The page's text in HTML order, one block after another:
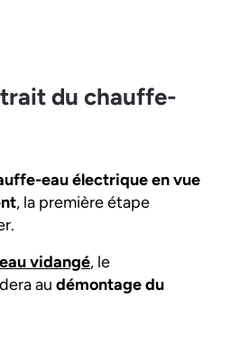
du chauffe-
eau électrique en vue
, la première étape
vidangé, le
au démontage du